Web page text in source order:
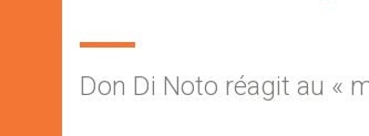
Don Di Noto réagit au «